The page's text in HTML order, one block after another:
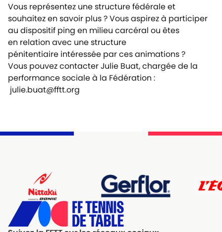
Vous représentez une structure fédérale et
souhaitez en savoir plus ? Vous aspirez à participer
au dispositif ping en milieu carcéral ou êtes
en relation avec une structure
pénitentiaire intéressée par ces animations ?
Vous pouvez contacter Julie Buat, chargée de la
performance sociale à la Fédération :
julie.buat@fftt.org